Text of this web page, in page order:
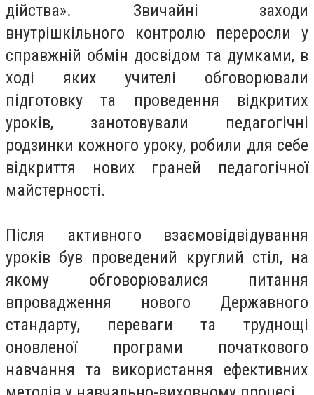
дійства». Звичайні заходи
внутрішкільного контролю переросли у
справжній обмін досвідом та думками, в
ході яких учителі обговорювали
підготовку та проведення відкритих
уроків, занотовували педагогічні
родзинки кожного уроку, робили для себе
відкриття нових граней педагогічної
майстерності.
Після активного взаємовідвідування
уроків був проведений круглий стіл, на
якому обговорювалися питання
впровадження нового Державного
стандарту, переваги та труднощі
оновленої програми початкового
навчання та використання ефективних